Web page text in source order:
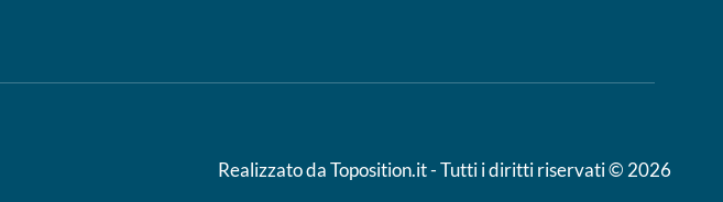
Realizzato da Toposition.it- Tutti i diritti riservati © 2026